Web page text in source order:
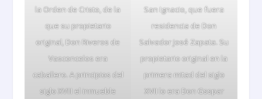
la Orden de Cristo, de la
que su propietario
original, Don Riveros de
Vasconcelos era
caballero. A principios del
siglo XVIII el inmueble
San Ignacio, que fuera
residencia de Don
Salvador José Zapata. Su
propietario original en la
primera mitad del siglo
XVII lo era Don Gsspar